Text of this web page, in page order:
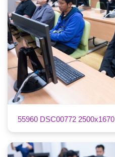
55960 DSC00772 2500x1670